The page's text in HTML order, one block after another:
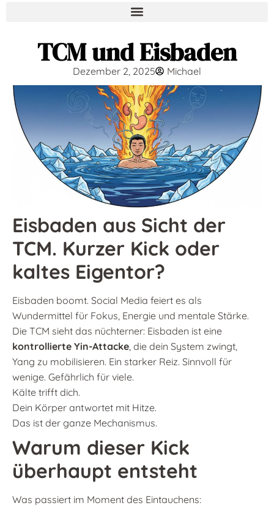
TCM und Eisbaden
Dezember 2, 2025 Michael
Eisbaden aus Sicht der
TCM. Kurzer Kick oder
kaltes Eigentor?
Eisbaden boomt. Social Media feiert es als
Wundermittel für Fokus, Energie und mentale Stärke.
Die TCM sieht das nüchterner: Eisbaden ist eine
kontrollierte Yin-Attacke, die dein System zwingt,
Yang zu mobilisieren. Ein starker Reiz. Sinnvoll für
wenige. Gefährlich für viele.
Kälte trifft dich.
Dein Körper antwortet mit Hitze.
Das ist der ganze Mechanismus.
Warum dieser Kick
überhaupt entsteht
Was passiert im Moment des Eintauchens: